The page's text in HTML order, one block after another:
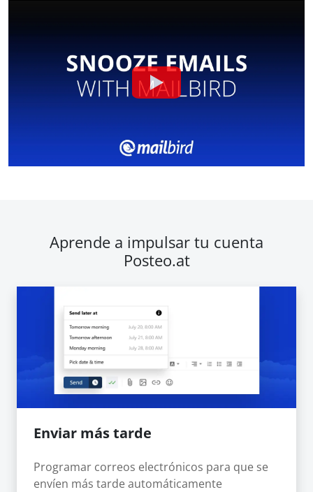
Aprende a impulsar tu cuenta
Posteo.at
Enviar más tarde
Programar correos electrónicos para que se
envíen más tarde automáticamente